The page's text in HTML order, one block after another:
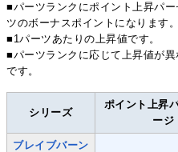
■パーツランクにポイント上昇パ
ツのボーナスポイントになります。
■1パーツあたりの上昇値です。
■パーツランクに応じて上昇値が
です。
シリーズ
ポイント上昇
ージ
ブレイブバーン